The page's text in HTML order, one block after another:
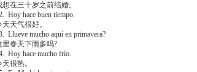
想在三十岁之前结婚。
Hoy hace buen tiempo.
天天气很好。
Llueve mucho aquí en primavera?
里春天下雨多吗?
Hoy hace mucho frío.
天很热。